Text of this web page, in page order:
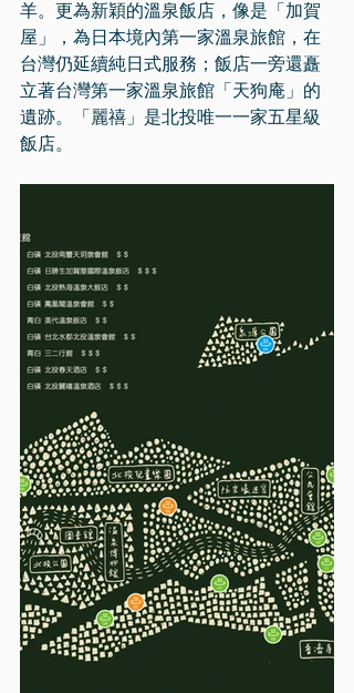
羊。更為新穎的溫泉飯店，像是「加賀
屋」，為日本境內第一家溫泉旅館，在
台灣仍延續純日式服務；飯店一旁還矗
立著台灣第一家溫泉旅館「天狗庵」的
遺跡。「麗禧」是北投唯一一家五星級
飯店。